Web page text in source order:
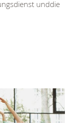
unddie